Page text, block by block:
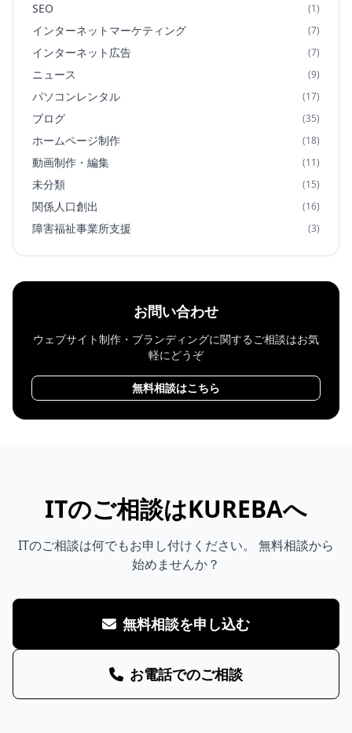
SEO (1)
インターネットマーケティング (7)
インターネット広告 (7)
ニュース (9)
パソコンレンタル (17)
ブログ (35)
ホームページ制作 (18)
動画制作・編集 (11)
未分類 (15)
関係人口創出 (16)
障害福祉事業所支援 (3)
お問い合わせ
ウェブサイト制作・ブランディングに関するご相談はお気
軽にどうぞ
無料相談はこちら
ITのご相談はKUREBAへ
ITのご相談は何でもお申し付けください。 無料相談から
始めませんか？
無料相談を申し込む
お電話でのご相談